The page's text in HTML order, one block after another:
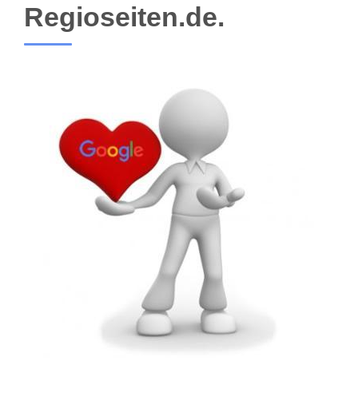
Regioseiten.de.